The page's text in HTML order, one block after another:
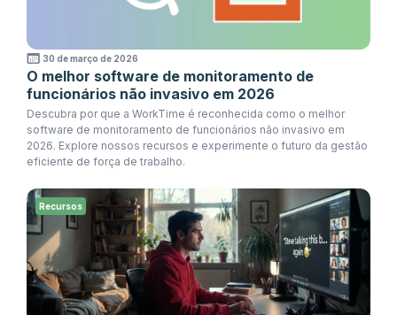
30 de março de 2026
O melhor software de monitoramento de
funcionários não invasivo em 2026
Descubra por que a WorkTime é reconhecida como o melhor
software de monitoramento de funcionários não invasivo em
2026. Explore nossos recursos e experimente o futuro da gestão
eficiente de força de trabalho.
Recursos